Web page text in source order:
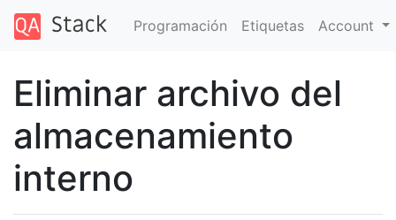
Programación Etiquetas Account
Eliminar archivo del
almacenamiento
interno